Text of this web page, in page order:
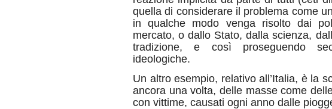
quella di considerare il problema come
in qualche modo venga risolto dai
mercato, o dallo Stato, dalla scienza,
tradizione, e così proseguendo
ideologiche.
Un altro esempio, relativo all’Italia, è la
ancora una volta, delle masse come
con vittime, causati ogni anno dalle